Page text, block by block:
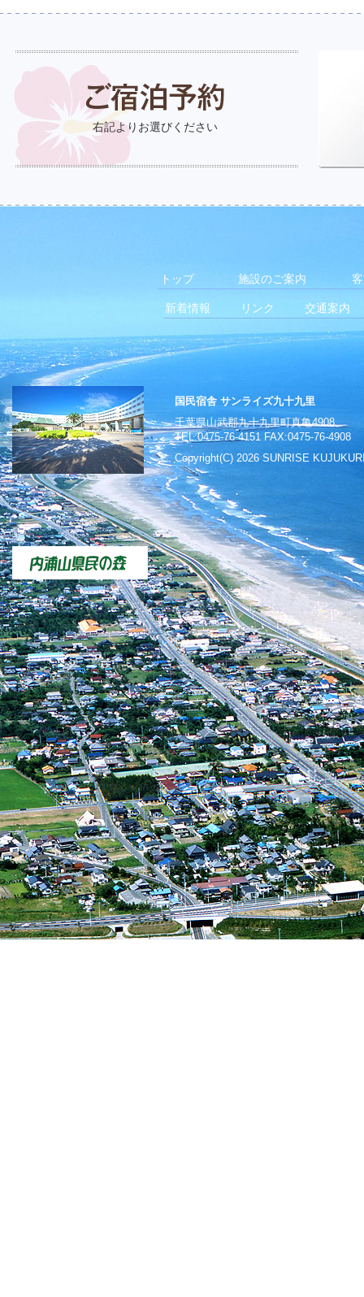
右記よりお選びください
トップ 施設のご案内
新着情報 リンク 交通案内
国民宿舎 サンライズ九十九里
千葉県山武郡九十九里町真亀4908
TEL:0475-76-4151 FAX:0475-76-4908
Copyright(C) 2026 SUNRISE